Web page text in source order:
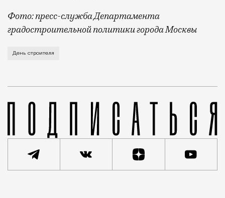
Фото: пресс-служба Департамента
градостроительной политики города Москвы
В этом году профессиональный праздник День
День строителя